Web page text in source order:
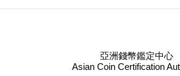
亞洲錢幣鑑定中心
Asian Coin Certification